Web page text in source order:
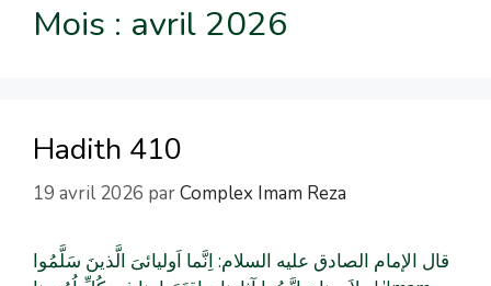
Mois : avril 2026
Hadith 410
19 avril 2026 parComplex Imam Reza
قال الإمام الصادق علیه السلام: اِنَّما اَولیائیَ الَّذینَ سَلَّمُوا